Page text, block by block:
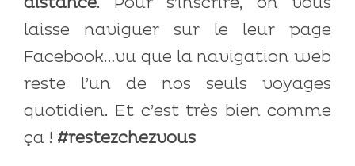
laisse naviguer sur le leur page
Facebook…vu que la navigation web
reste l’un de nos seuls voyages
quotidien. Et c’est très bien comme
ça ! #restezchezvous